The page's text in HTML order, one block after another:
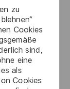
zu
Cookies
sind,
eine
als
Cookies
reconnait
meilleur
à des
défense